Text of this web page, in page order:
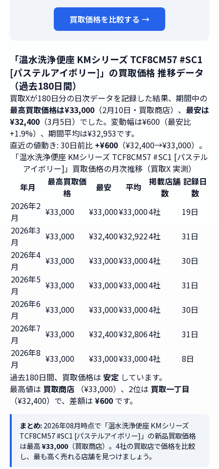
買取価格を比較する →
「温水洗浄便座 KMシリーズ TCF8CM57 #SC1
[パステルアイボリー]」の買取価格 推移データ
（過去180日間）
買取Xが180日分の日次データを記録した結果、期間中の
最高買取価格は¥33,000 （2月10日・買取商店）、 最安は
¥32,400 （3月5日）でした。変動幅は¥600（最安比
+1.9%）、期間平均は¥32,953です。
直近の値動き: 30日前比 +¥600 （¥32,400→¥33,000）。
「温水洗浄便座 KMシリーズ TCF8CM57 #SC1 [パステル
アイボリー]」買取価格の月次推移（買取X 実測）
年月
最高買取価
格
最安 平均
掲載店舗
数
記録日
数
2026年2
月
¥33,000 ¥33,000¥33,0004社
19日
2026年3
月
¥33,000 ¥32,400¥32,9224社
31日
2026年4
月
¥33,000 ¥33,000¥33,0004社
30日
2026年5
月
¥33,000 ¥33,000¥33,0004社
31日
2026年6
月
¥33,000 ¥33,000¥33,0004社
30日
2026年7
月
¥33,000 ¥32,400¥32,8064社
31日
2026年8
月
¥33,000 ¥33,000¥33,0004社
8日
過去180日間、買取価格は 安定 しています。
最高値は 買取商店 （¥33,000）、2位は 買取一丁目
（¥32,400）で、差額は ¥600 です。
まとめ:2026年08月時点で「温水洗浄便座 KMシリーズ
TCF8CM57 #SC1 [パステルアイボリー]」の新品買取価格
は最高¥33,000（買取商店）。4社の買取店で価格を比較
し、最も高く売れる店舗を見つけましょう。